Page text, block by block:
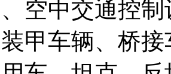
空中交通控
甲车辆、桥